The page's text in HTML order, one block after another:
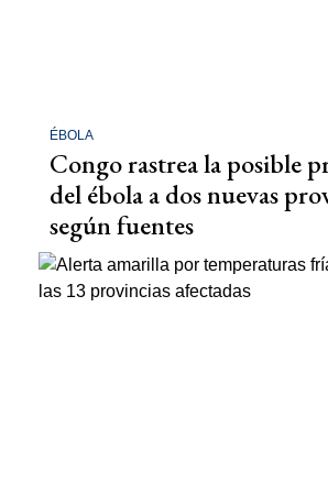
ÉBOLA
Congo rastrea la posible
del ébola a dos nuevas
según fuentes